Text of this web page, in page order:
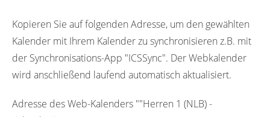
Kopieren Sie auf folgenden Adresse, um den gewählten
Kalender mit Ihrem Kalender zu synchronisieren z.B. mit
der Synchronisations-App "ICSSync". Der Webkalender
wird anschließend laufend automatisch aktualisiert.
Adresse des Web-Kalenders ""Herren 1 (NLB) -